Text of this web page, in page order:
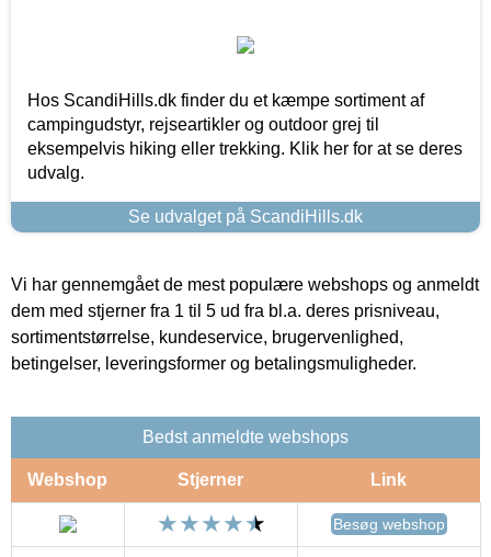
Hos ScandiHills.dk finder du et kæmpe sortiment af
campingudstyr, rejseartikler og outdoor grej til
eksempelvis hiking eller trekking. Klik her for at se deres
udvalg.
Se udvalget på ScandiHills.dk
Vi har gennemgået de mest populære webshops og anmeldt
dem med stjerner fra 1 til 5 ud fra bl.a. deres prisniveau,
sortimentstørrelse, kundeservice, brugervenlighed,
betingelser, leveringsformer og betalingsmuligheder.
Bedst anmeldte webshops
Webshop Stjerner Link
Besøg webshop